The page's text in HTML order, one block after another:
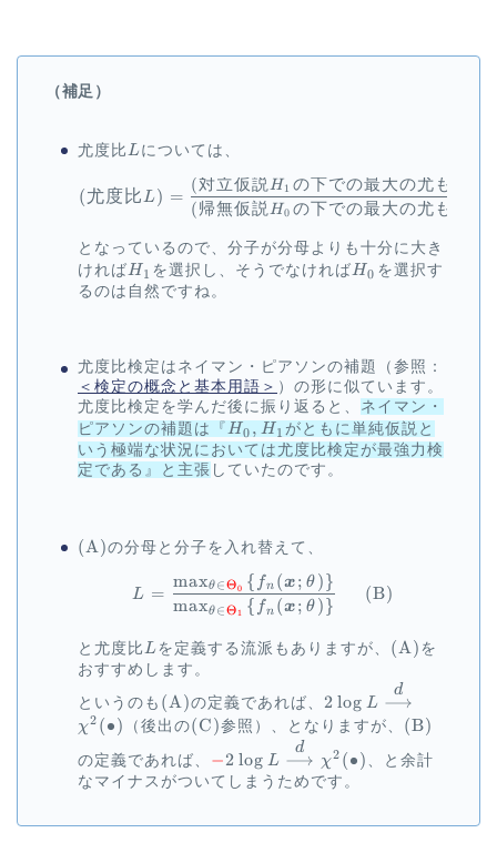
（補足）
尤度比L
L については、
\begin{aligned} (尤度比L)
(尤度比L) =
(帰無仮説H0 の下での最大の尤もらし
(対立仮説H1 の下での最大の尤もらし
となっているので、分子が分母よりも十分に大き
ければH_1
H1 を選択し、そうでなければH_0
H0 を選択す
るのは自然ですね。
尤度比検定はネイマン・ピアソンの補題（参照：
＜検定の概念と基本用語＞ ）の形に似ています。
尤度比検定を学んだ後に振り返ると、 ネイマン・
ピアソンの補題は『 H_0,
H_1
H0,H1 がともに単純仮説と
いう極端な状況においては尤度比検定が最強力検
定である』と主張 していたのです。
\mathrm{(A)}
(A)の分母と分子を入れ替えて、
\begin{aligned} L =
L =
maxθ∈Θ1 { fn (x; θ)}
maxθ∈Θ0 { fn (x; θ)}
(B)
と尤度比L
L を定義する流派もありますが、 (A) を
おすすめします。
というのも
\mathrm{(A)}
(A)の定義であれば、
2 \log L
\chi^2(\bullet)
2 log L ⟶
d
χ2 (∙) （後出の\mathrm{(C)}
(C)参照）、となりますが、 (B)
の定義であれば、
\textcolor{red}{-}2
\log L
\overset{\displaystyle
\chi^2(\bullet)
−2 log L ⟶
d
χ2 (∙) 、と余計
なマイナスがついてしまうためです。